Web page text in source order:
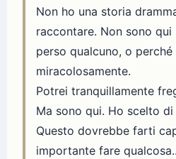
Non ho una storia
raccontare. Non sono qui
perso qualcuno, o
miracolosamente.
Potrei tranquillamente
Ma sono qui. Ho scelto
Questo dovrebbe farti
importante fare